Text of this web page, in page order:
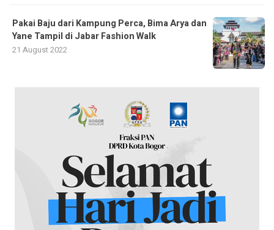
Pakai Baju dari Kampung Perca, Bima Arya dan
Yane Tampil di Jabar Fashion Walk
21 August 2022